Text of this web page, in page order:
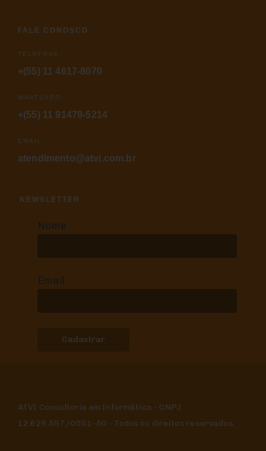
FALE CONOSCO
TELEFONE:
+(55) 11 4617-8070
WHATSAPP:
+(55) 11 91479-5214
EMAIL:
atendimento@atvi.com.br
NEWSLETTER
Nome
Email
ATVI Consultoria em Informática - CNPJ:
12.628.557/0001-50 - Todos os direitos reservados.